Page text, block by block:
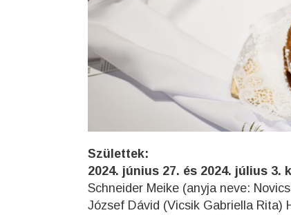
Születtek:
2024. június 27. és 2024. július
Schneider Meike (anyja neve:
József Dávid (Vicsik Gabriella Rita)